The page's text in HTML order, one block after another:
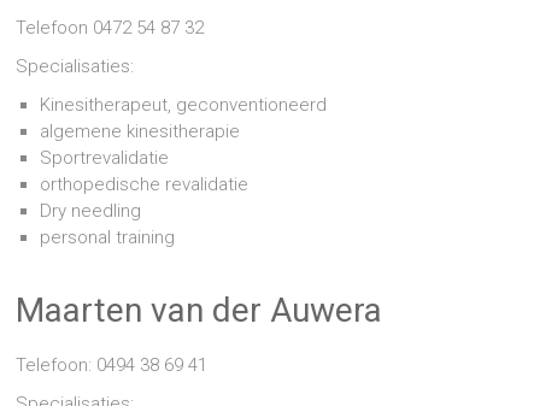
Telefoon 0472 54 87 32
Specialisaties:
Kinesitherapeut, geconventioneerd
algemene kinesitherapie
Sportrevalidatie
orthopedische revalidatie
Dry needling
personal training
Maarten van der Auwera
Telefoon: 0494 38 69 41